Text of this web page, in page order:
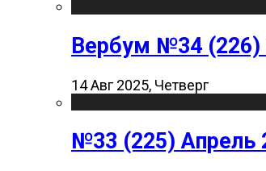
Вербум №34 (226)
14 Авг 2025, Четверг
№33 (225) Апрель